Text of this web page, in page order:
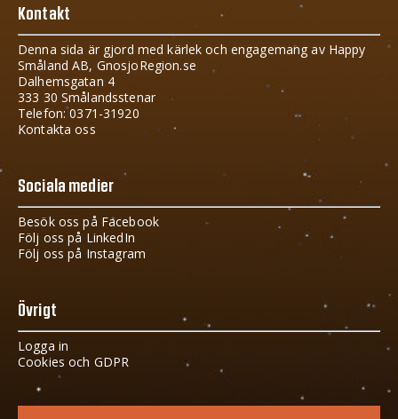
Kontakt
Denna sida är gjord med kärlek och engagemang av Happy
Småland AB, GnosjoRegion.se
Dalhemsgatan 4
333 30 Smålandsstenar
Telefon: 0371-31920
Kontakta oss
Sociala medier
Besök oss på Facebook
Följ oss på LinkedIn
Följ oss på Instagram
Övrigt
Logga in
Cookies och GDPR